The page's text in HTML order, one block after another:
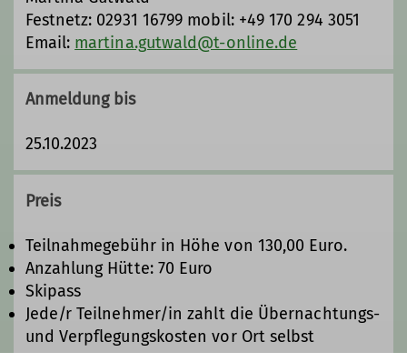
Wintersportgebieten. Der Skirefresher
als Tagesveranstaltung im Sauerland
bereichert die Palette. Dort und
unseres Lehrteams statt.
Wir sind eng vernetzt mit unseren
Fachübungsleitenden aus der Gruppe
Rahmen der Weißen Woche gibt es
zusätzlich die Möglichkeiten zum
Winterwanderrodeln und
Schneeschuhgehen mit unseren
Guides.
Festnetz: 02931 16799 mobil: +49 170 294 3051
Email: martina.gutwald@t-online.de
Anmeldung bis
25.10.2023
Preis
Teilnahmegebühr in Höhe von 130,00 Euro.
Anzahlung Hütte: 70 Euro
Skipass
Jede/r Teilnehmer/in zahlt die Übernachtungs-
und Verpflegungskosten vor Ort selbst